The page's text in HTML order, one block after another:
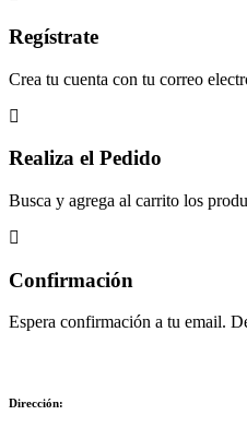
Regístrate
Crea tu cuenta con tu correo
Realiza el Pedido
Busca y agrega al carrito los
Confirmación
Espera confirmación a tu email.
Dirección: